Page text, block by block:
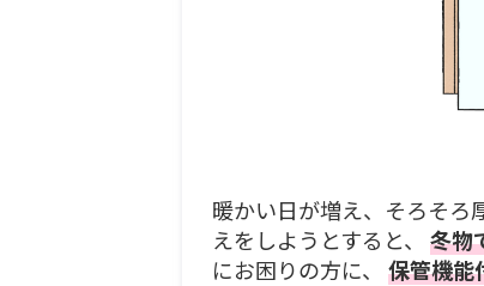
暖かい日が増え、そろそろ
えをしようとすると、 冬物
にお困りの方に、 保管機能